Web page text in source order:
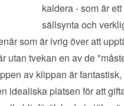
kaldera - som är
sällsynta och
som är ivrig över att
utan tvekan en av de
av klippan är
idealiska platsen för att